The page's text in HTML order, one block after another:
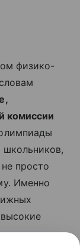
физико-
комиссии
школьников,
просто
Именно